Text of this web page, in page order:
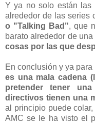
Y ya no solo están las
alrededor de las series
o "Talking Bad", que
barato alrededor de
cosas por las que
En conclusión y ya para
es una mala cadena
pretender tener
directivos tienen una
al principio puede
AMC se le ha visto el